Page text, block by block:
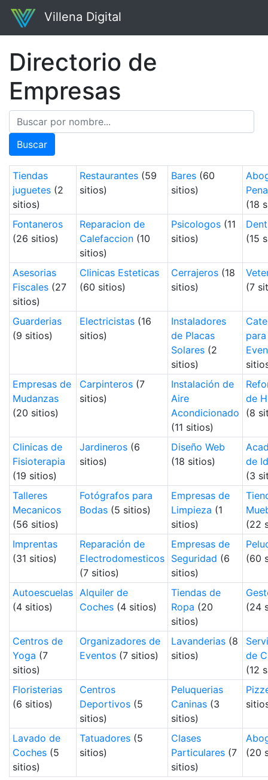
Villena Digital
Directorio de
Empresas
Buscar
Tiendas
juguetes(2
sitios)
Restaurantes(59
sitios)
Bares(60
sitios)
(18
Fontaneros
(26 sitios)
Reparacion de
Calefaccion(10
sitios)
Psicologos(11
sitios)
(15
Asesorias
Fiscales(27
sitios)
Clinicas Esteticas
(60 sitios)
Cerrajeros(18
sitios)
(7
Guarderias
(9 sitios)
Electricistas(16
sitios)
Instaladores
de Placas
Solares(2
sitios)
para
Empresas de
Mudanzas
(20 sitios)
Carpinteros(7
sitios)
Instalación de
Aire
Acondicionado
(11 sitios)
de
(8
Clinicas de
Fisioterapia
(19 sitios)
Jardineros(6
sitios)
Diseño Web
(18 sitios)
de
(3
Talleres
Mecanicos
(56 sitios)
Fotógrafos para
Bodas(5 sitios)
Empresas de
Limpieza (1
sitios)
(22
Imprentas
(31 sitios)
Reparación de
Electrodomesticos
(7 sitios)
Empresas de
Seguridad (6
sitios)
(60
Autoescuelas
(4 sitios)
Alquiler de
Coches(4 sitios)
Tiendas de
Ropa (20
sitios)
(24
Centros de
Yoga (7
sitios)
Organizadores de
Eventos(7 sitios)
Lavanderias(8
sitios)
de
(12
Floristerias
(6 sitios)
Centros
Deportivos(5
sitios)
Peluquerias
Caninas(3
sitios)
Lavado de
Coches(5
sitios)
Tatuadores(5
sitios)
Clases
Particulares(7
sitios)
(20